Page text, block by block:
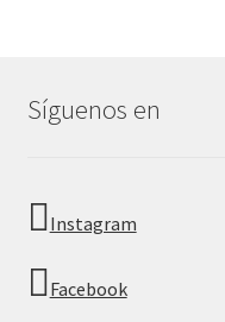
Síguenos en
Instagram
Facebook